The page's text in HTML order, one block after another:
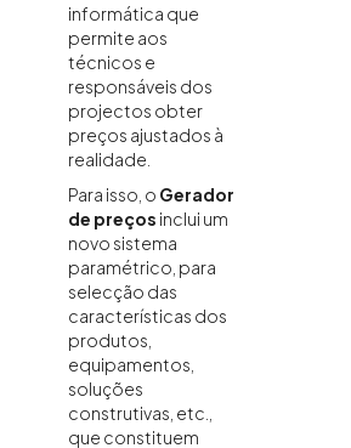
informática que
permite aos
técnicos e
responsáveis dos
projectos obter
preços ajustados à
realidade.
Para isso, o Gerador
de preços inclui um
novo sistema
paramétrico, para
selecção das
características dos
produtos,
equipamentos,
soluções
construtivas, etc.,
que constituem